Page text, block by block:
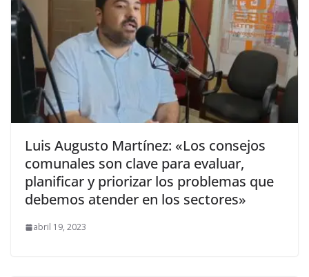
Luis Augusto Martínez: «Los consejos
comunales son clave para evaluar,
planificar y priorizar los problemas que
debemos atender en los sectores»
abril 19, 2023